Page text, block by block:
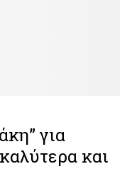
για
και